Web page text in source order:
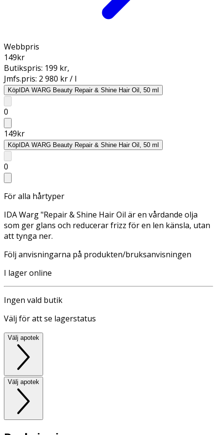
Webbpris
149kr
Butikspris: 199 kr,
Jmfs.pris: 2 980 kr / l
KöpIDA WARG Beauty Repair & Shine Hair Oil, 50 ml
0
149kr
KöpIDA WARG Beauty Repair & Shine Hair Oil, 50 ml
0
För alla hårtyper
IDA Warg "Repair & Shine Hair Oil är en vårdande olja
som ger glans och reducerar frizz för en len känsla, utan
att tynga ner.
Följ anvisningarna på produkten/bruksanvisningen
I lager online
Ingen vald butik
Välj för att se lagerstatus
Välj apotek
Välj apotek